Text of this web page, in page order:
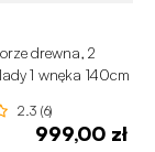
drewna, 2
1 wnęka 140cm
2.3 (6)
999,00 zł